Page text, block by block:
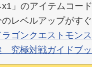
x1」のアイテ
のレベルアップがす
ラゴンクエストモン
究極対戦ガイドブ